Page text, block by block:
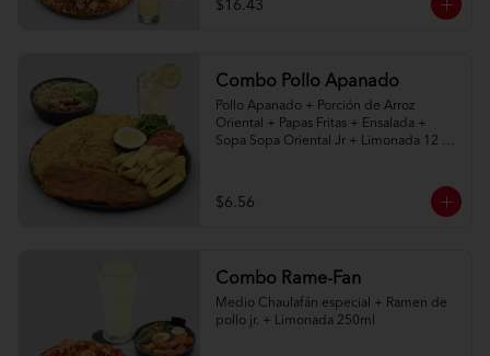
$16.43
Combo Pollo Apanado
Pollo Apanado + Porción de Arroz
Oriental + Papas Fritas + Ensalada +
Sopa Sopa Oriental Jr + Limonada 12
$6.56
Combo Rame-Fan
Medio Chaulafán especial + Ramen de
pollo jr. + Limonada 250ml